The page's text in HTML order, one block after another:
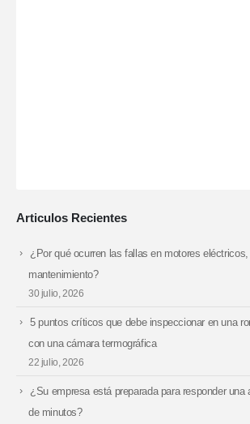
Articulos Recientes
¿Por qué ocurren las fallas en motores
mantenimiento?
30 julio, 2026
5 puntos críticos que debe inspeccionar en una
con una cámara termográfica
22 julio, 2026
¿Su empresa está preparada para responder una
de minutos?